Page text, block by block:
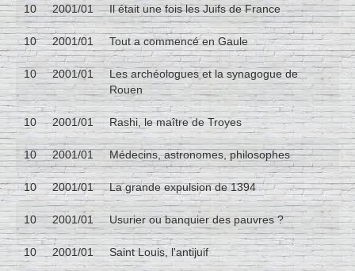
10 2001/01 Il était une fois les Juifs de France
10 2001/01 Tout a commencé en Gaule
10 2001/01
Les archéologues et la synagogue de
Rouen
10 2001/01 Rashi, le maître de Troyes
10 2001/01 Médecins, astronomes, philosophes
10 2001/01 La grande expulsion de 1394
10 2001/01 Usurier ou banquier des pauvres ?
10 2001/01 Saint Louis, l'antijuif